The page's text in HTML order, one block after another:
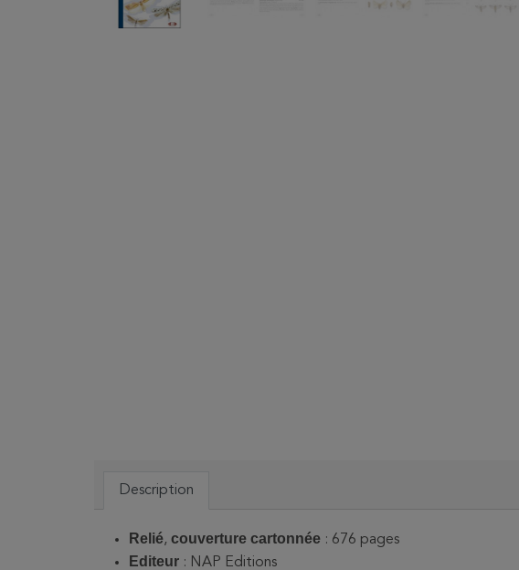
Description
Relié, couverture cartonnée : 676 pages
Editeur : NAP Editions